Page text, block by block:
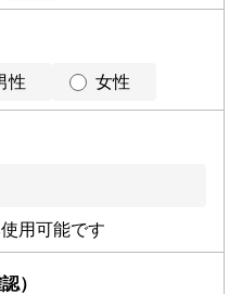
性 女性
用可能です
）